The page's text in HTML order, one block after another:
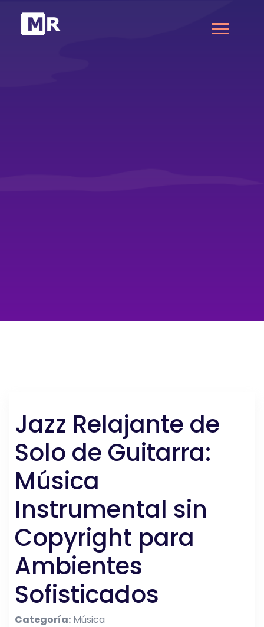
Jazz Relajante de
Solo de Guitarra:
Música
Instrumental sin
Copyright para
Ambientes
Sofisticados
Categoría: Música